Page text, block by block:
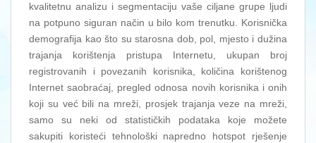
kvalitetnu analizu i segmentaciju vaše ciljane grupe ljudi
na potpuno siguran način u bilo kom trenutku. Korisnička
demografija kao što su starosna dob, pol, mjesto i dužina
trajanja korištenja pristupa Internetu, ukupan broj
registrovanih i povezanih korisnika, količina korištenog
Internet saobraćaj, pregled odnosa novih korisnika i onih
koji su već bili na mreži, prosjek trajanja veze na mreži,
samo su neki od statističkih podataka koje možete
sakupiti koristeći tehnološki napredno hotspot rješenje